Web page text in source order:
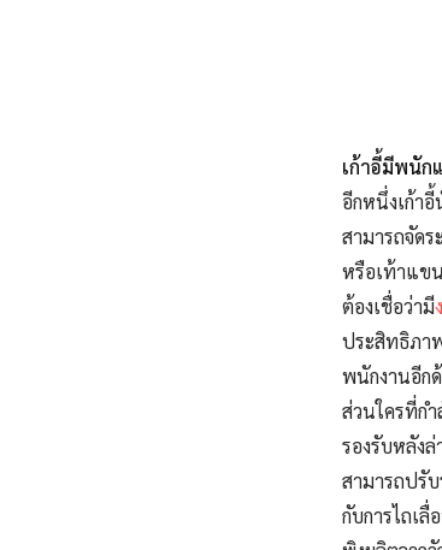
เก้าอี้มีพนัก
อีกหนึ่งเก้า
สามารถจัด
หรือเท้าแข
ต้องเชื่อว่ามี
ประสิทธิภา
พนักงานอีก
ส่วนใครที่ก
รองรับหลังล่
สามารถปรั
กับการไถเ